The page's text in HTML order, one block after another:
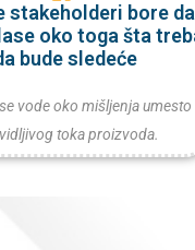
stakeholderi bore da
oko toga šta
bude sledeće
vode oko mišljenja umesto
toka proizvoda.